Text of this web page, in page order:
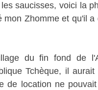
saucisses, voici la
mon Zhomme et qu'il
du fin fond de
Tchèque, il
de location ne